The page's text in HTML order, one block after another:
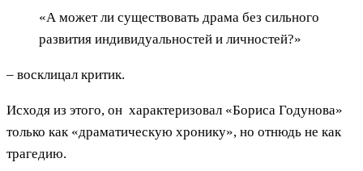
«А может ли существовать драма без сильного
развития индивидуальностей и личностей?»
– восклицал критик.
Исходя из этого, он характеризовал «Бориса Годунова»
только как «драматическую хронику», но отнюдь не как
трагедию.